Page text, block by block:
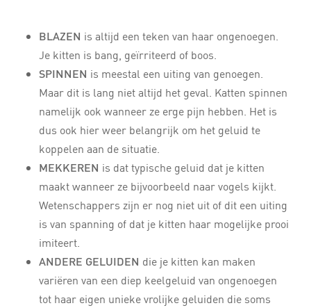
BLAZEN is altijd een teken van haar ongenoegen.
Je kitten is bang, geïrriteerd of boos.
SPINNEN is meestal een uiting van genoegen.
Maar dit is lang niet altijd het geval. Katten spinnen
namelijk ook wanneer ze erge pijn hebben. Het is
dus ook hier weer belangrijk om het geluid te
koppelen aan de situatie.
MEKKEREN is dat typische geluid dat je kitten
maakt wanneer ze bijvoorbeeld naar vogels kijkt.
Wetenschappers zijn er nog niet uit of dit een uiting
is van spanning of dat je kitten haar mogelijke prooi
imiteert.
ANDERE GELUIDEN die je kitten kan maken
variëren van een diep keelgeluid van ongenoegen
tot haar eigen unieke vrolijke geluiden die soms